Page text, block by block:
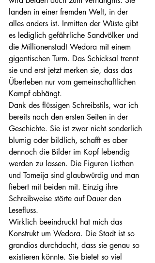
landen in einer fremden Welt, in der
alles anders ist. Inmitten der Wüste gibt
es lediglich gefährliche Sandvölker und
die Millionenstadt Wedora mit einem
gigantischen Turm. Das Schicksal trennt
sie und erst jetzt merken sie, dass das
Überleben nur vom gemeinschaftlichen
Kampf abhängt.
Dank des flüssigen Schreibstils, war ich
bereits nach den ersten Seiten in der
Geschichte. Sie ist zwar nicht sonderlich
blumig oder bildlich, schafft es aber
dennoch die Bilder im Kopf lebendig
werden zu lassen. Die Figuren Liothan
und Tomeija sind glaubwürdig und man
fiebert mit beiden mit. Einzig ihre
Schreibweise störte auf Dauer den
Lesefluss.
Wirklich beeindruckt hat mich das
Konstrukt um Wedora. Die Stadt ist so
grandios durchdacht, dass sie genau so
existieren könnte. Sie bietet so viel